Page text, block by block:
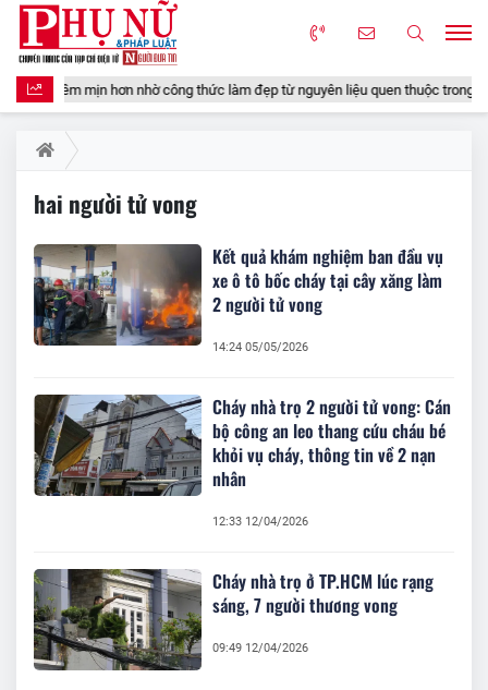
mềm mịn hơn nhờ công thức làm đẹp từ nguyên liệu quen thuộc trong
hai người tử vong
Kết quả khám nghiệm ban đầu vụ
xe ô tô bốc cháy tại cây xăng làm
2 người tử vong
14:24 05/05/2026
Cháy nhà trọ 2 người tử vong: Cán
bộ công an leo thang cứu cháu bé
khỏi vụ cháy, thông tin về 2 nạn
nhân
12:33 12/04/2026
Cháy nhà trọ ở TP.HCM lúc rạng
sáng, 7 người thương vong
09:49 12/04/2026